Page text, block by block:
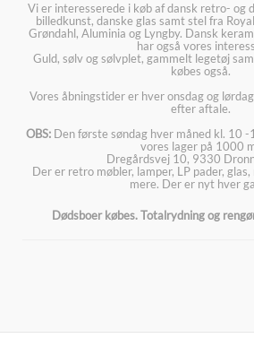
Vi er interesserede i køb af dansk retro- og
billedkunst, danske glas samt stel fra
Grøndahl, Aluminia og Lyngby. Dansk
har også vores
Guld, sølv og sølvplet, gammelt legetøj
købes også.
Vores åbningstider er hver onsdag og
efter aftale.
OBS: Den første søndag hver måned kl. 10
vores lager på 1000
Dregårdsvej 10, 9330
Der er retro møbler, lamper, LP pader,
mere. Der er nyt hver
Dødsboer købes. Totalrydning og